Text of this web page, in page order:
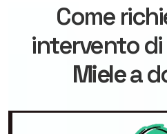
Come
intervento di
Mielea